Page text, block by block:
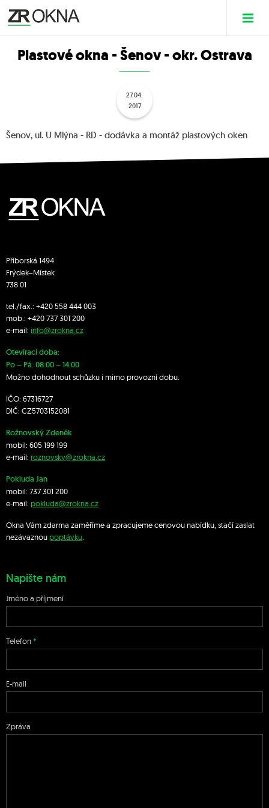
Plastové okna - Šenov - okr. Ostrava
27.04.
2017
Šenov, ul. U Mlýna - RD - dodávka a montáž plastových oken
Příborská 1494
Frýdek–Místek
738 01
tel./fax.: +420 558 444 003
mob.: +420 737 301 200
e-mail: info@zrokna.cz
Otevírací doba:
Po – Pá: 08:00 – 14:00
Možno dohodnout schůzku i mimo provozní dobu.
IČO: 67316727
DIČ: CZ5703152081
Rožnovský Zdeněk
mobil: 605 199 199
e-mail: roznovsky@zrokna.cz
Pokluda Jan
mobil: 737 301 200
e-mail: pokluda@zrokna.cz
Okna Vám zdarma zaměříme a zpracujeme cenovou nabídku, stačí zaslat
nezávaznoupoptávku
Napište nám
Jméno a příjmení
Telefon
E-mail
Zpráva